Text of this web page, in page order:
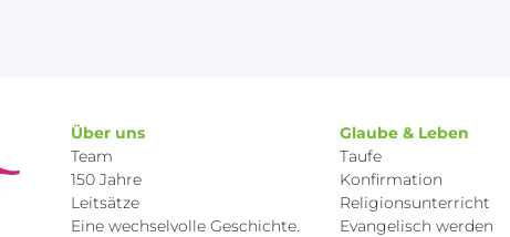
Über uns
Team
150 Jahre
Leitsätze
Eine wechselvolle Geschichte.
Glaube & Leben
Taufe
Konfirmation
Religionsunterricht
Evangelisch werden